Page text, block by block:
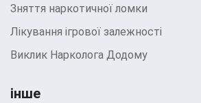
Зняття наркотичної ломки
Лікування ігрової залежності
Виклик Нарколога Додому
інше